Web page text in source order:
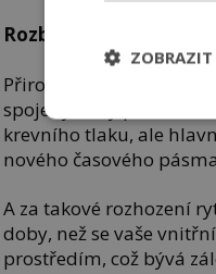
Rozbité biologické
Přirozený vzorec těla je
spojeny, tedy
krevního tlaku, ale
nového časového
A za takové rozhození
doby, než se vaše
prostředím, což bývá